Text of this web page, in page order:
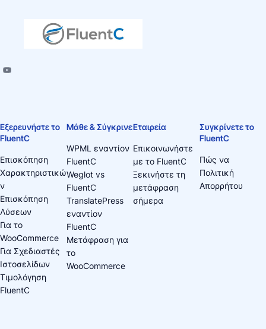
Εξερευνήστε το
FluentC
Επισκόπηση
Χαρακτηριστικώ
ν
Επισκόπηση
Λύσεων
Για το
WooCommerce
Για Σχεδιαστές
Ιστοσελίδων
Τιμολόγηση
FluentC
Μάθε & Σύγκρινε
WPML εναντίον
FluentC
Weglot vs
FluentC
TranslatePress
εναντίον
FluentC
Μετάφραση για
το
WooCommerce
Εταιρεία
Επικοινωνήστε
με το FluentC
Ξεκινήστε τη
μετάφραση
σήμερα
Συγκρίνετε το
FluentC
Πώς να
Πολιτική
Απορρήτου